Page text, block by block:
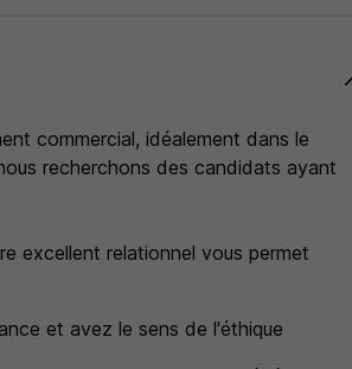
commercial, idéalement dans le
recherchons des candidats ayant
excellent relationnel vous permet
et avez le sens de l'éthique